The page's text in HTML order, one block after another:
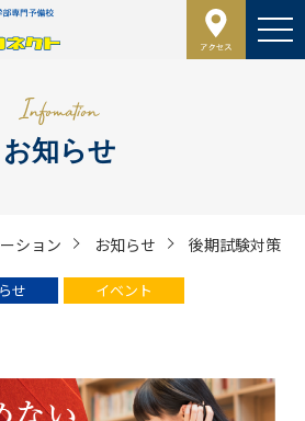
お知らせ
ション お知らせ 後期試験対策
せ イベント